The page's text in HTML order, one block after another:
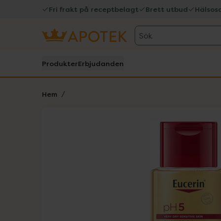
Fri frakt på receptbelagt Brett utbud
Sök
ProdukterErbjudanden
Hem
Lista: . Innehåller 1 objekt.